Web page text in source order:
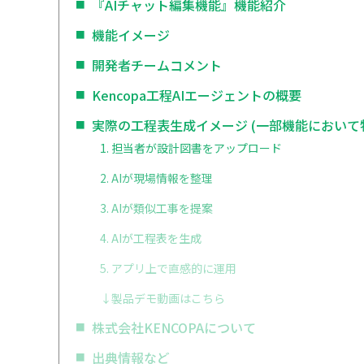
『AIチャット編集機能』機能紹介
機能イメージ
開発者チームコメント
Kencopa工程AIエージェントの概要
実際の工程表生成イメージ (一部機能におい
1. 担当者が設計図書をアップロード
2. AIが現場情報を整理
3. AIが類似工事を提案
4. AIが工程表を生成
5. アプリ上で直感的に運用
↓製品デモ動画はこちら
株式会社KENCOPAについて
出典情報など